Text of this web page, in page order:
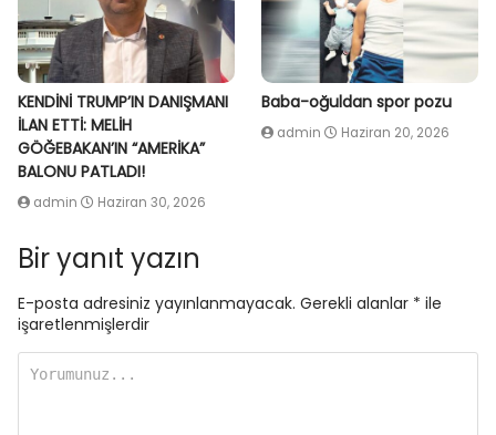
KENDİNİ TRUMP’IN DANIŞMANI
İLAN ETTİ: MELİH
GÖĞEBAKAN’IN “AMERİKA”
BALONU PATLADI!
admin Haziran 30, 2026
Baba-oğuldan spor pozu
admin Haziran 20, 2026
Bir yanıt yazın
E-posta adresiniz yayınlanmayacak. Gerekli alanlar * ile
işaretlenmişlerdir